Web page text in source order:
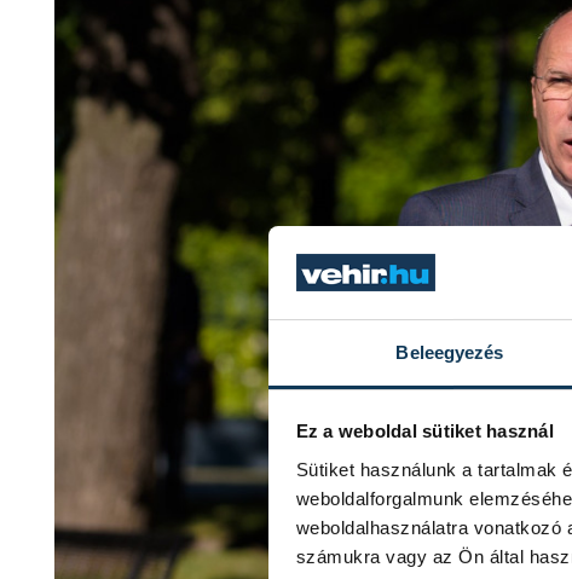
Beleegyezés
Ez a weboldal sütiket használ
Sütiket használunk a tartalmak
weboldalforgalmunk
weboldalhasználatra vonatkozó
számukra vagy az Ön által